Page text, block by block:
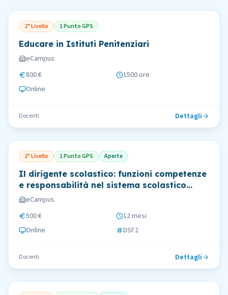
2° Livello 1 Punto GPS
Educare in Istituti Penitenziari
eCampus
800 €
1500 ore
Online
Docenti Dettagli
2° Livello 1 Punto GPS Aperte
Il dirigente scolastico: funzioni competenze
e responsabilità nel sistema scolastico
italiano
eCampus
500 €
12 mesi
Online
DSF2
Docenti Dettagli